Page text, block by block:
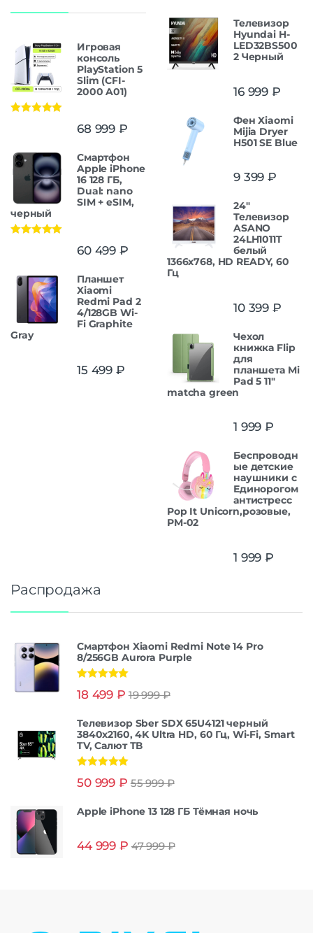
Игровая
консоль
PlayStation 5
Slim (CFI-
2000 A01)
68 999 ₽
Смартфон
Apple iPhone
16 128 ГБ,
Dual: nano
SIM + eSIM,
черный
60 499 ₽
Планшет
Xiaomi
Redmi Pad 2
4/128GB Wi-
Fi Graphite
Gray
15 499 ₽
Телевизор
Hyundai H-
LED32BS500
2 Черный
16 999 ₽
Фен Xiaomi
Mijia Dryer
H501 SE Blue
9 399 ₽
24"
Телевизор
ASANO
24LH1011T
белый
1366x768, HD READY, 60
Гц
10 399 ₽
Чехол
книжка Flip
для
планшета Mi
Pad 5 11"
matcha green
1 999 ₽
Беспроводн
ые детские
наушники с
Единорогом
антистресс
Pop It Unicorn,розовые,
PM-02
1 999 ₽
Распродажа
Смартфон Xiaomi Redmi Note 14 Pro
8/256GB Aurora Purple
из 5
18 499 ₽ 19 999₽
Телевизор Sber SDX 65U4121 черный
3840x2160, 4K Ultra HD, 60 Гц, Wi-Fi, Smart
TV, Салют ТВ
из 5
50 999 ₽ 55 999₽
Apple iPhone 13 128 ГБ Тёмная ночь
44 999 ₽ 47 999₽